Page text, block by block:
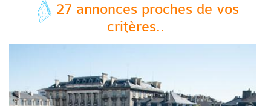
27 annonces proches de vos
critères..